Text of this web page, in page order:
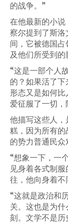
的战争。”
在他最新的小
察尔提到了斯
间，它被德国
及他们所受到的
“这是一部个人
的？如果活了
形态又是如何
爱征服了一切，
他描写这些人
糕，因为所有
的势力普通民众
“想象一下，一
见身着各式制
往，他向身着
“这就是政治和
关。这也是为
刻。文学不是历